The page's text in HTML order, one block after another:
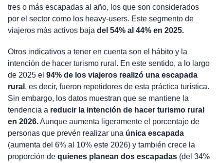
tres o más escapadas al año, los que son considerados
por el sector como los heavy-users. Este segmento de
viajeros más activos baja del 54% al 44% en 2025.
Otros indicativos a tener en cuenta son el hábito y la
intención de hacer turismo rural. En este sentido, a lo largo
de 2025 el 94% de los viajeros realizó una escapada
rural , es decir, fueron repetidores de esta práctica turística.
Sin embargo, los datos muestran que se mantiene la
tendencia a reducir la intención de hacer turismo rural
en 2026.Aunque aumenta ligeramente el porcentaje de
personas que prevén realizar una única escapada
(aumenta del 6% al 10% este 2026) y también crece la
proporción de quienes planean dos escapadas(del 34%